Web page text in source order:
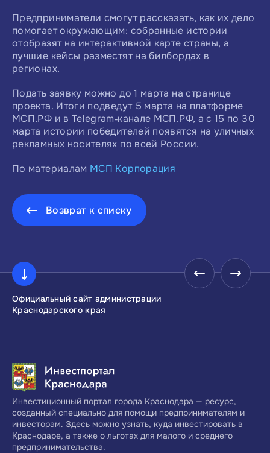
Предприниматели смогут рассказать, как их дело
помогает окружающим: собранные истории
отобразят на интерактивной карте страны, а
лучшие кейсы разместят на билбордах в
регионах.
Подать заявку можно до 1 марта на странице
проекта. Итоги подведут 5 марта на платформе
МСП.РФ и в Telegram‑канале МСП.РФ, а с 15 по 30
марта истории победителей появятся на уличных
рекламных носителях по всей России.
По материалам МСП Корпорация
Возврат к списку
Официальный сайт администрации
Краснодарского края
Инвестиционный портал города Краснодара — ресурс,
созданный специально для помощи предпринимателям и
инвесторам. Здесь можно узнать, куда инвестировать в
Краснодаре, а также о льготах для малого и среднего
предпринимательства.